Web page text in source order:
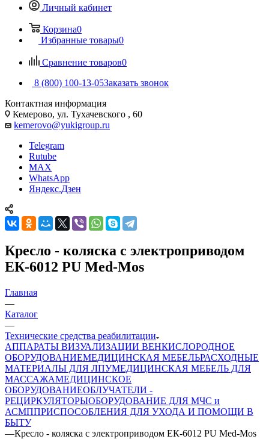
Личный кабинет
Корзина0
Избранные товары0
Сравнение товаров0
8 (800) 100-13-05Заказать звонок
Контактная информация
Кемерово, ул. Тухачевского , 60
kemerovo@yukigroup.ru
Telegram
Rutube
MAX
WhatsApp
Яндекс.Дзен
Кресло - коляска с электроприводом
ЕК-6012 PU Med-Mos
Главная
—
Каталог
—
Технические средства реабилитации
АППАРАТЫ ВИЗУАЛИЗАЦИИ ВЕНКИСЛОРОДНОЕ
ОБОРУДОВАНИЕМЕДИЦИНСКАЯ МЕБЕЛЬРАСХОДНЫЕ
МАТЕРИАЛЫ ДЛЯ ЛПУМЕДИЦИНСКАЯ МЕБЕЛЬ ДЛЯ
МАССАЖАМЕДИЦИНСКОЕ
ОБОРУДОВАНИЕОБЛУЧАТЕЛИ -
РЕЦИРКУЛЯТОРЫОБОРУДОВАНИЕ ДЛЯ МЧС и
АСМППРИСПОСОБЛЕНИЯ ДЛЯ УХОДА И ПОМОЩИ В
БЫТУ
—Кресло - коляска с электроприводом ЕК-6012 PU Med-Mos